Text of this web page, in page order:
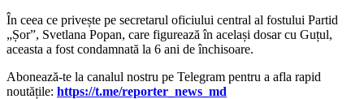
În ceea ce privește pe secretarul oficiului central al fostului Partid
„Șor”, Svetlana Popan, care figurează în același dosar cu Guțul,
aceasta a fost condamnată la 6 ani de închisoare.
‍Abonează-te la canalul nostru pe Telegram pentru a afla rapid
noutățile: https://t.me/reporter_news_md